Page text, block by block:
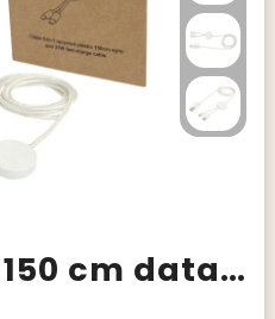
Citala 5-in-1 150 cm datasynchronisatie- en 27 W snellaadkabel van gerecycled plastic